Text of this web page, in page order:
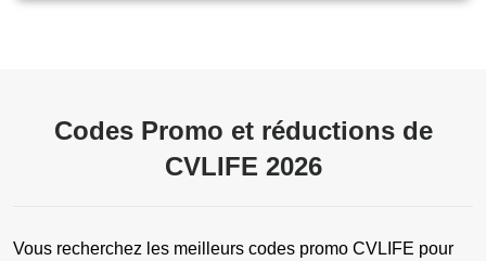
Codes Promo et réductions de
CVLIFE 2026
Vous recherchez les meilleurs codes promo CVLIFE pour